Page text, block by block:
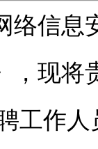
信息
，现将
工作人